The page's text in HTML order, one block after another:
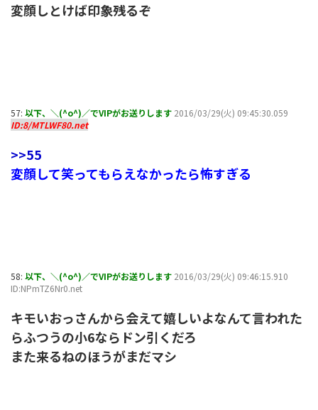
変顔しとけば印象残るぞ
57: 以下、＼(^o^)／でVIPがお送りします 2016/03/29(火) 09:45:30.059
ID:8/MTLWF80.net
>>55
変顔して笑ってもらえなかったら怖すぎる
58: 以下、＼(^o^)／でVIPがお送りします 2016/03/29(火) 09:46:15.910
ID:NPmTZ6Nr0.net
キモいおっさんから会えて嬉しいよなんて言われた
らふつうの小6ならドン引くだろ
また来るねのほうがまだマシ